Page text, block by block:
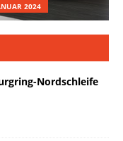
2024
Nordschleife